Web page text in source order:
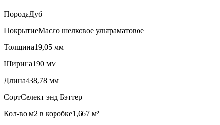
ПородаДуб
ПокрытиеМасло шелковое ультраматовое
Толщина19,05 мм
Ширина190 мм
Длина438,78 мм
СортСелект энд Бэттер
Кол-во м2 в коробке1,667 м²